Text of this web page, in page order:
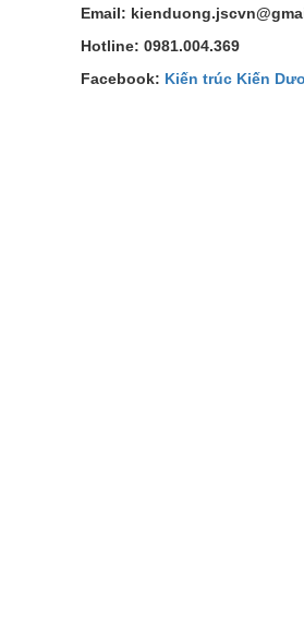
Email:
Hotline: 0981.004.369
Facebook: Kiến trúc Kiến